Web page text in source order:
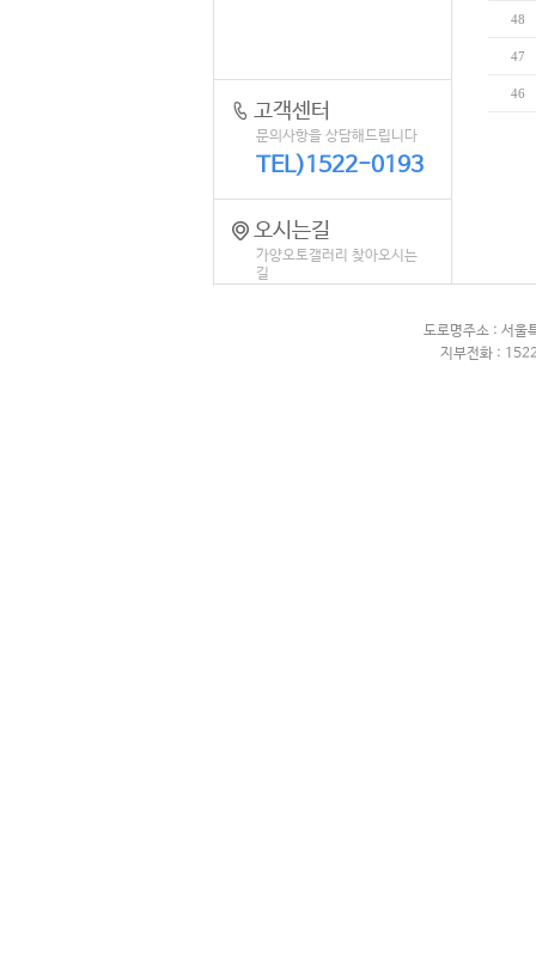
48
47
46
도로명주소 : 서울
지부전화 :
고객센터
문의사항을 상담해드립니다
TEL)1522-0193
오시는길
가양오토갤러리 찾아오시는
길